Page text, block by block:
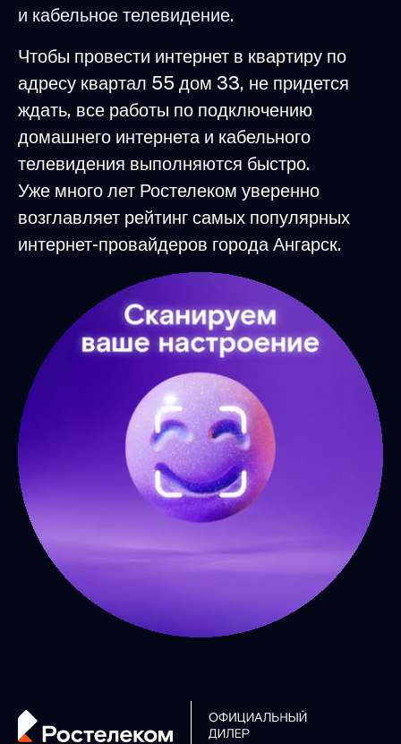
и кабельное телевидение.
Чтобы провести интернет в квартиру по
адресу квартал 55 дом 33, не придется
ждать, все работы по подключению
домашнего интернета и кабельного
телевидения выполняются быстро.
Уже много лет Ростелеком уверенно
возглавляет рейтинг самых популярных
интернет-провайдеров города Ангарск.